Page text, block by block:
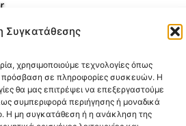
Συγκατάθεσης
χρησιμοποιούμε τεχνολογίες όπως
πρόσβαση σε πληροφορίες συσκευών. Η
θα μας επιτρέψει να επεξεργαστούμε
συμπεριφορά περιήγησης ή μοναδικά
Η μη συγκατάθεση ή η ανάκληση της
learning λύση για Data Analytics.